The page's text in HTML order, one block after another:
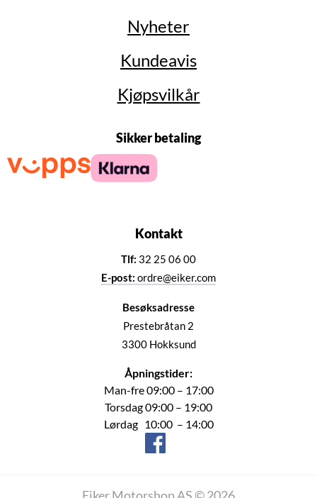
Nyheter
Kundeavis
Kjøpsvilkår
Sikker betaling
Kontakt
Tlf: 32 25 06 00
E-post: ordre@eiker.com
Besøksadresse
Prestebråtan 2
3300 Hokksund
Åpningstider:
Man-fre 09:00 – 17:00
Torsdag 09:00 – 19:00
Lørdag 10:00 – 14:00